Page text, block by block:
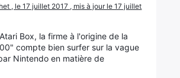
, le 17 juillet 2017 , mis à jour le 17 juillet
Box, la firme à l'origine de la
compte bien surfer sur la vague
Nintendo en matière de